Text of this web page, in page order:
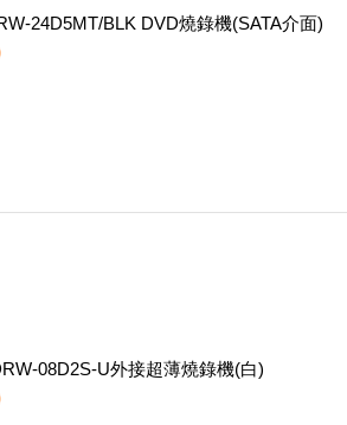
24D5MT/BLK DVD燒錄機(SATA介面)
08D2S-U外接超薄燒錄機(白)